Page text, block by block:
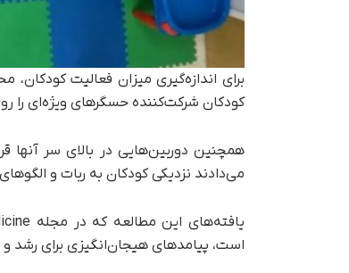
برای اندازه‌گیری میزان فعالیت
کودکان شرکت‌کننده حسگرهای ویژه‌ای را
می‌دادند نزدیکی کودکان به ربات و
است، پیامدهای هیجان‌انگیزی برای رشد